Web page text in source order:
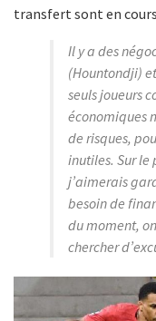
transfert sont en
Il y a des
(Hountondji)
seuls joueurs
économiques
de risques,
inutiles. Sur
j’aimerais
besoin de
du moment,
chercher